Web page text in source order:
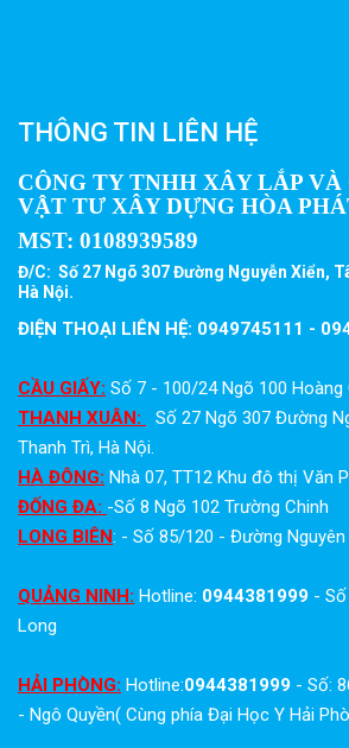
THÔNG TIN LIÊN HỆ
CÔNG TY TNHH XÂY LẮP VÀ
VẬT TƯ XÂY DỰNG HÒA
MST: 0108939589
Đ/C: Số 27 Ngõ 307 Đường Nguyễn Xiển,
Hà Nội.
ĐIỆN THOẠI LIÊN HỆ: 0949745111 -
CẦU GIẤY: Số 7 - 100/24 Ngõ 100 Hoàng
THANH XUÂN:
Số 27 Ngõ 307 Đường
Thanh Trì, Hà Nội.
HÀ ĐÔNG: Nhà 07, TT12 Khu đô thị Văn
ĐỐNG ĐA: -Số 8 Ngõ 102 Trường Chinh
LONG BIÊN: - Số 85/120 - Đường Nguyên
QUẢNG NINH: Hotline: 0944381999 -
Long
HẢI PHÒNG: Hotline:0944381999 - Số:
- Ngô Quyền( Cùng phía Đại Học Y Hải